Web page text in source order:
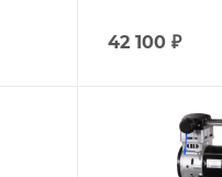
42 100 ₽